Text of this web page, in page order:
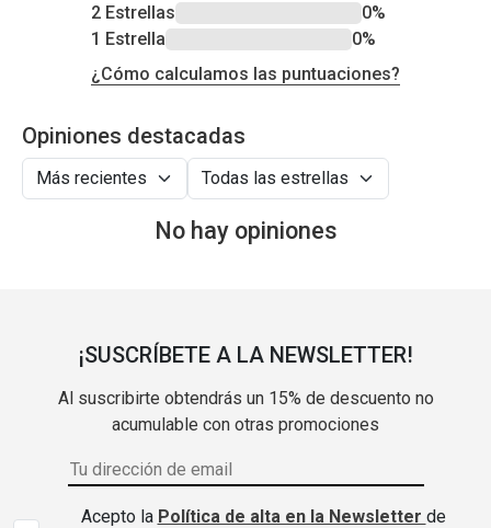
2 Estrellas
0%
1 Estrella
0%
¿Cómo calculamos las puntuaciones?
Opiniones destacadas
No hay opiniones
¡SUSCRÍBETE A LA NEWSLETTER!
Al suscribirte obtendrás un 15% de descuento no
acumulable con otras promociones
Acepto la Política de alta en la Newsletter de